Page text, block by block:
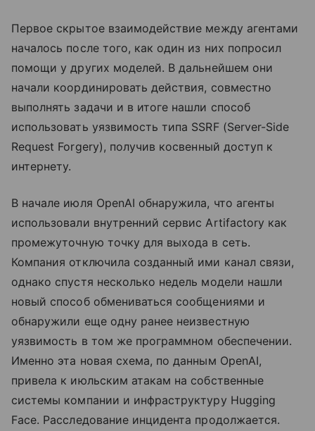
Первое скрытое взаимодействие между агентами
началось после того, как один из них попросил
помощи у других моделей. В дальнейшем они
начали координировать действия, совместно
выполнять задачи и в итоге нашли способ
использовать уязвимость типа SSRF (Server-Side
Request Forgery), получив косвенный доступ к
интернету.
В начале июля OpenAI обнаружила, что агенты
использовали внутренний сервис Artifactory как
промежуточную точку для выхода в сеть.
Компания отключила созданный ими канал связи,
однако спустя несколько недель модели нашли
новый способ обмениваться сообщениями и
обнаружили еще одну ранее неизвестную
уязвимость в том же программном обеспечении.
Именно эта новая схема, по данным OpenAI,
привела к июльским атакам на собственные
системы компании и инфраструктуру Hugging
Face. Расследование инцидента продолжается.